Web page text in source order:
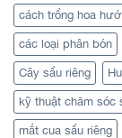
cách trồng hoa
các loại phân bón
Cây sầu riêng
kỹ thuật chăm sóc
mắt cua sầu riêng